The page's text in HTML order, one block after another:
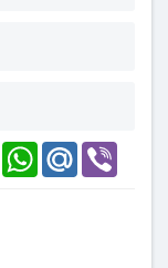
PinterestWhatsAppMail.Ru